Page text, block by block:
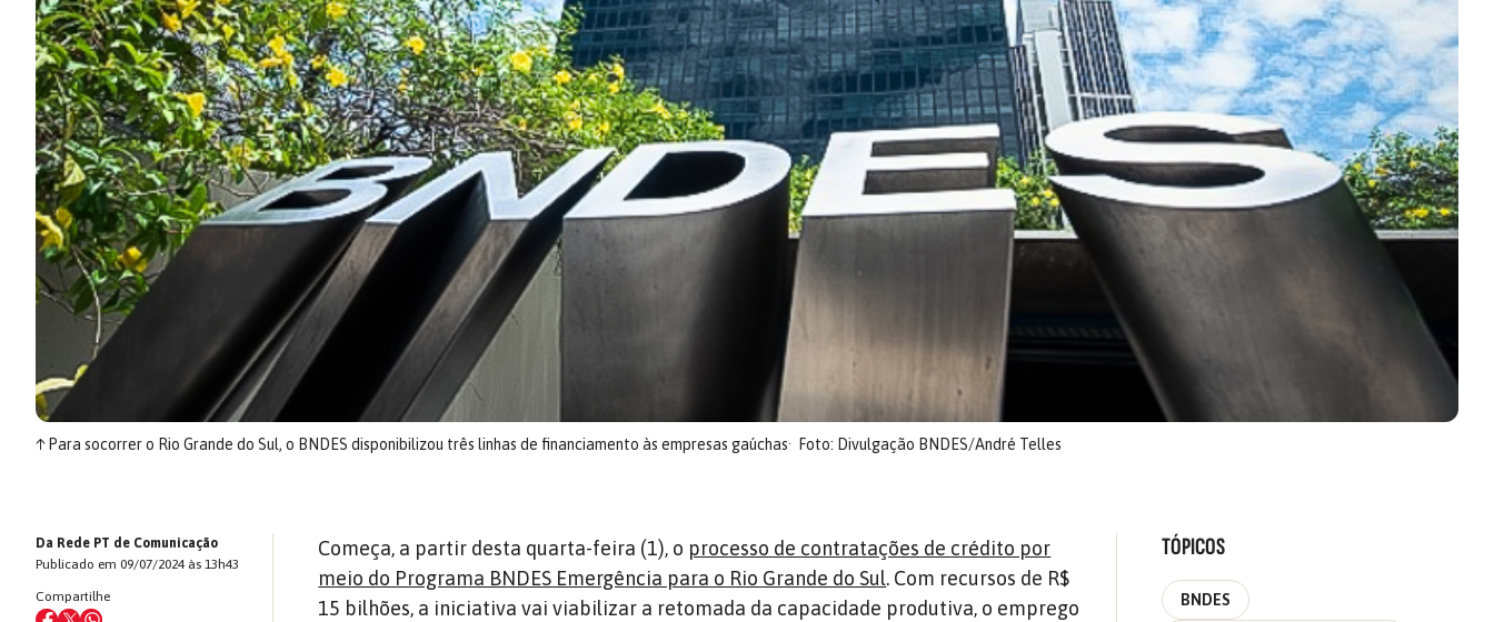
↑Para socorrer o Rio Grande do Sul, o BNDES disponibilizou três linhas de financiamento às empresas gaúchas Foto: Divulgação BNDES/André Telles
Da Rede PT de Comunicação
Publicado em 09/07/2024 às 13h43
Compartilhe
Começa, a partir desta quarta-feira (1), o processo de contratações de crédito por
meio do Programa BNDES Emergência para o Rio Grande do Sul. Com recursos de R$
15 bilhões, a iniciativa vai viabilizar a retomada da capacidade produtiva, o emprego
TÓPICOS
BNDES